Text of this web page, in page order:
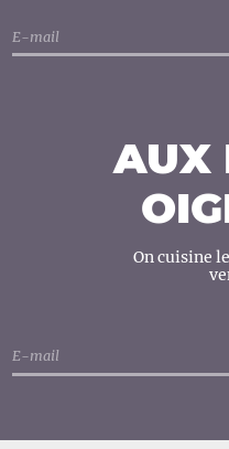
AUX
On cuisine